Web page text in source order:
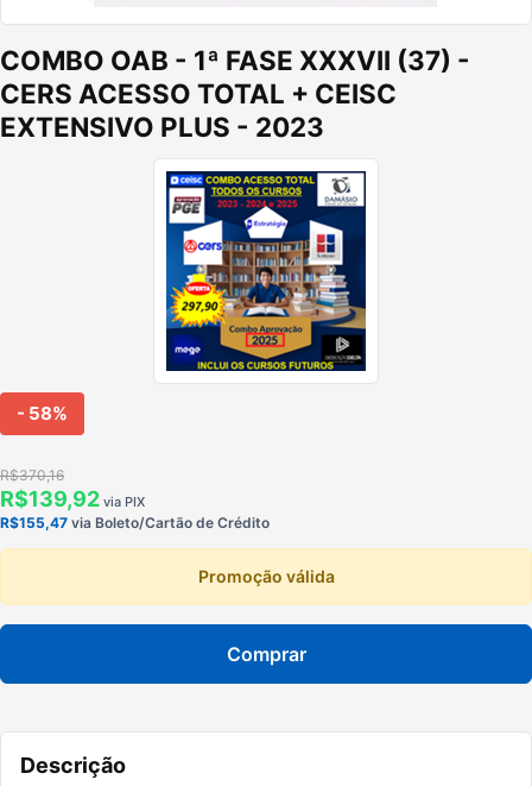
COMBO OAB - 1ª FASE XXXVII (37) -
CERS ACESSO TOTAL + CEISC
EXTENSIVO PLUS - 2023
- 58%
R$370,16
R$139,92 via PIX
R$155,47 via Boleto/Cartão de Crédito
Promoção válida
Comprar
Descrição